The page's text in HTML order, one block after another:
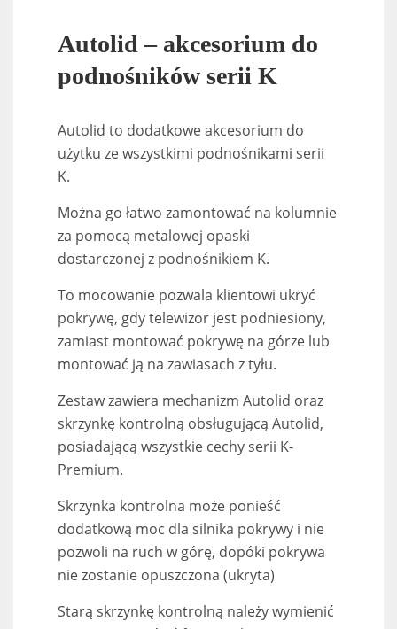
Autolid – akcesorium do
podnośników serii K
Autolid to dodatkowe akcesorium do
użytku ze wszystkimi podnośnikami serii
K.
Można go łatwo zamontować na kolumnie
za pomocą metalowej opaski
dostarczonej z podnośnikiem K.
To mocowanie pozwala klientowi ukryć
pokrywę, gdy telewizor jest podniesiony,
zamiast montować pokrywę na górze lub
montować ją na zawiasach z tyłu.
Zestaw zawiera mechanizm Autolid oraz
skrzynkę kontrolną obsługującą Autolid,
posiadającą wszystkie cechy serii K-
Premium.
Skrzynka kontrolna może ponieść
dodatkową moc dla silnika pokrywy i nie
pozwoli na ruch w górę, dopóki pokrywa
nie zostanie opuszczona (ukryta)
Starą skrzynkę kontrolną należy wymienić